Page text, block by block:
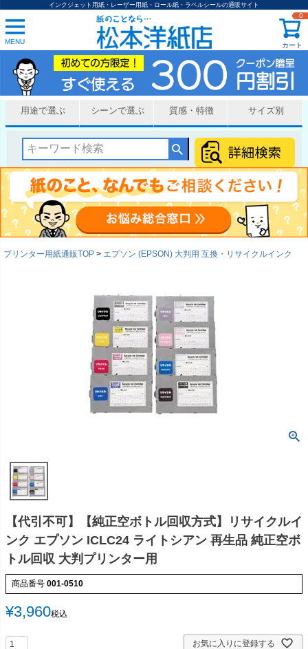
インクジェット用紙・レーザー用紙・ロール紙・ラベルシールの通販サイト
MENU カート
0
用途で選ぶ シーンで選ぶ 質感・特徴 サイズ別
プリンター用紙通販TOP エプソン (EPSON) 大判用 互換・リサイクルインク
【代引不可】【純正空ボトル回収方式】リサイクルイ
ンク エプソン ICLC24 ライトシアン 再生品 純正空ボ
トル回収 大判プリンター用
商品番号 001-0510
¥3,960税込
お気に入りに登録する